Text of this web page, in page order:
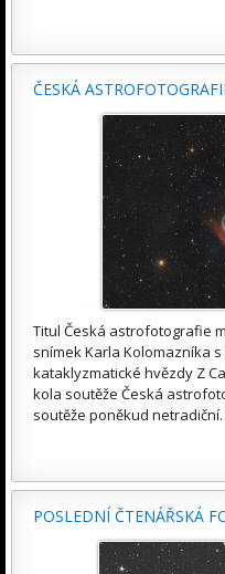
ČESKÁ
Titul Česká astrofotografie
snímek Karla Kolomazníka
kataklyzmatické hvězdy Z
kola soutěže Česká
soutěže poněkud
POSLEDNÍ ČTENÁŘSKÁ